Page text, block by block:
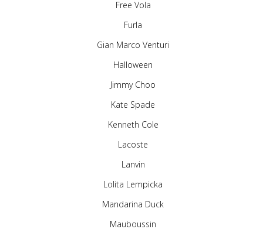
Free Vola
Furla
Gian Marco Venturi
Halloween
Jimmy Choo
Kate Spade
Kenneth Cole
Lacoste
Lanvin
Lolita Lempicka
Mandarina Duck
Mauboussin